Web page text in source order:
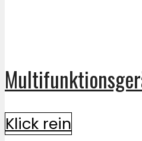
Klick rein